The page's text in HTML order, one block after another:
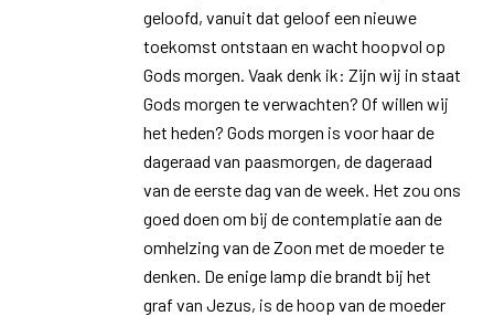
geloofd, vanuit dat geloof een nieuwe
toekomst ontstaan en wacht hoopvol op
Gods morgen. Vaak denk ik: Zijn wij in staat
Gods morgen te verwachten? Of willen wij
het heden? Gods morgen is voor haar de
dageraad van paasmorgen, de dageraad
van de eerste dag van de week. Het zou ons
goed doen om bij de contemplatie aan de
omhelzing van de Zoon met de moeder te
denken. De enige lamp die brandt bij het
graf van Jezus, is de hoop van de moeder